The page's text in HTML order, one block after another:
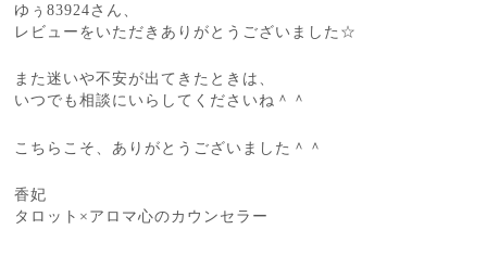
ゆぅ83924さん、
レビューをいただきありがとうございました☆
また迷いや不安が出てきたときは、
いつでも相談にいらしてくださいね＾＾
こちらこそ、ありがとうございました＾＾
香妃
タロット×アロマ心のカウンセラー